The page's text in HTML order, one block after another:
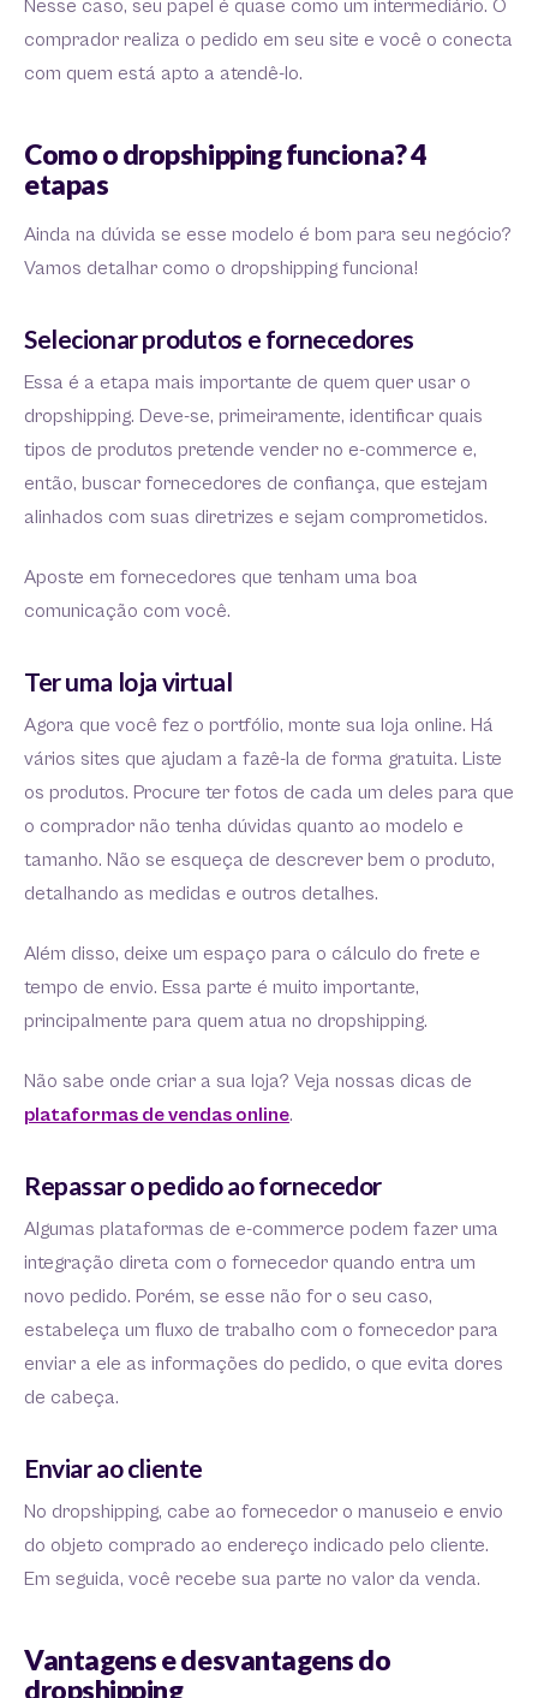
Nesse caso, seu papel é quase como um intermediário. O
comprador realiza o pedido em seu site e você o conecta
com quem está apto a atendê-lo.
Como o dropshipping funciona? 4
etapas
Ainda na dúvida se esse modelo é bom para seu negócio?
Vamos detalhar como o dropshipping funciona!
Selecionar produtos e fornecedores
Essa é a etapa mais importante de quem quer usar o
dropshipping. Deve-se, primeiramente, identificar quais
tipos de produtos pretende vender no e-commerce e,
então, buscar fornecedores de confiança, que estejam
alinhados com suas diretrizes e sejam comprometidos.
Aposte em fornecedores que tenham uma boa
comunicação com você.
Ter uma loja virtual
Agora que você fez o portfólio, monte sua loja online. Há
vários sites que ajudam a fazê-la de forma gratuita. Liste
os produtos. Procure ter fotos de cada um deles para que
o comprador não tenha dúvidas quanto ao modelo e
tamanho. Não se esqueça de descrever bem o produto,
detalhando as medidas e outros detalhes.
Além disso, deixe um espaço para o cálculo do frete e
tempo de envio. Essa parte é muito importante,
principalmente para quem atua no dropshipping.
Não sabe onde criar a sua loja? Veja nossas dicas de
plataformas de vendas online.
Repassar o pedido ao fornecedor
Algumas plataformas de e-commerce podem fazer uma
integração direta com o fornecedor quando entra um
novo pedido. Porém, se esse não for o seu caso,
estabeleça um fluxo de trabalho com o fornecedor para
enviar a ele as informações do pedido, o que evita dores
de cabeça.
Enviar ao cliente
No dropshipping, cabe ao fornecedor o manuseio e envio
do objeto comprado ao endereço indicado pelo cliente.
Em seguida, você recebe sua parte no valor da venda.
Vantagens e desvantagens do
dropshipping